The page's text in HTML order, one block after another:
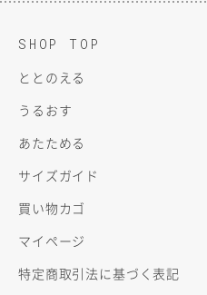
SHOP TOP
ととのえる
うるおす
あたためる
サイズガイド
買い物カゴ
マイページ
特定商取引法に基づく表記